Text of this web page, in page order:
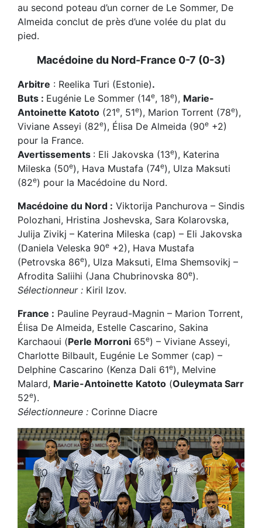
au second poteau d’un corner de Le Sommer, De
Almeida conclut de près d’une volée du plat du
pied.
Macédoine du Nord-France 0-7 (0-3)
Arbitre : Reelika Turi (Estonie).
Buts : Eugénie Le Sommer (14e, 18e), Marie-
Antoinette Katoto (21e, 51e), Marion Torrent (78e),
Viviane Asseyi (82e), Élisa De Almeida (90e +2)
pour la France.
Avertissements : Eli Jakovska (13e), Katerina
Mileska (50e), Hava Mustafa (74e), Ulza Maksuti
(82e) pour la Macédoine du Nord.
Macédoine du Nord : Viktorija Panchurova – Sindis
Polozhani, Hristina Joshevska, Sara Kolarovska,
Julija Zivikj – Katerina Mileska (cap) – Eli Jakovska
(Daniela Veleska 90e +2), Hava Mustafa
(Petrovska 86e), Ulza Maksuti, Elma Shemsovikj –
Afrodita Saliihi (Jana Chubrinovska 80e).
Sélectionneur : Kiril Izov.
France : Pauline Peyraud-Magnin – Marion Torrent,
Élisa De Almeida, Estelle Cascarino, Sakina
Karchaoui (Perle Morroni 65e) – Viviane Asseyi,
Charlotte Bilbault, Eugénie Le Sommer (cap) –
Delphine Cascarino (Kenza Dali 61e), Melvine
Malard, Marie-Antoinette Katoto (Ouleymata Sarr
52e).
Sélectionneure : Corinne Diacre